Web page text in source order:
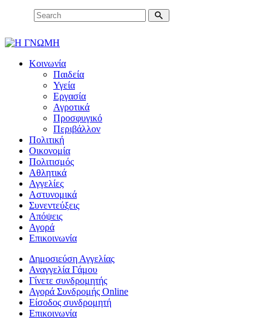
Κοινωνία
Παιδεία
Υγεία
Εργασία
Αγροτικά
Προσφυγικό
Περιβάλλον
Πολιτική
Οικονομία
Πολιτισμός
Αθλητικά
Αγγελίες
Αστυνομικά
Συνεντεύξεις
Απόψεις
Αγορά
Επικοινωνία
Δημοσιεύση Αγγελίας
Αναγγελία Γάμου
Γίνετε συνδρομητής
Αγορά Συνδρομής Online
Είσοδος συνδρομητή
Επικοινωνία